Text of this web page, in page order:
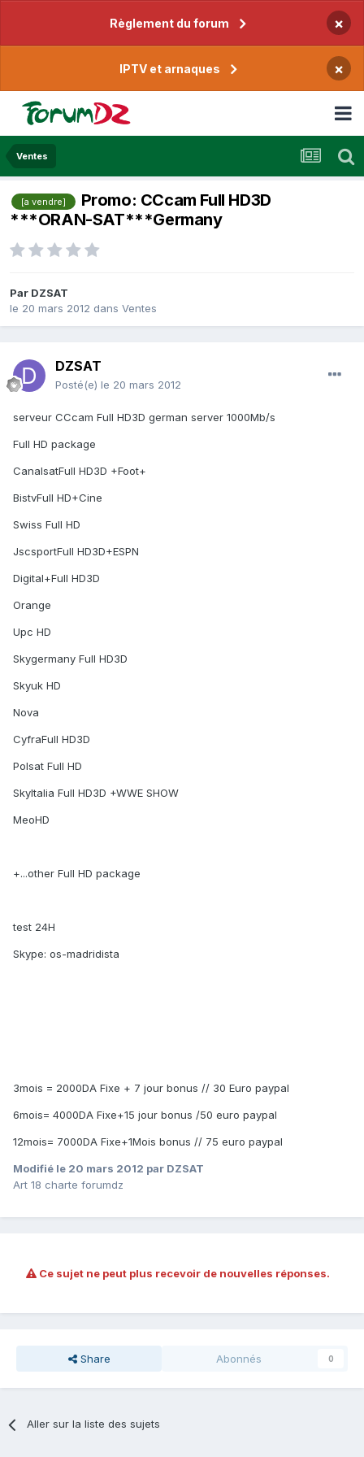
Règlement du forum ×
IPTV et arnaques ×
Ventes
[a vendre]
Promo: CCcam Full HD3D
***ORAN-SAT***Germany
Par DZSAT
le 20 mars 2012 dans Ventes
DZSAT
Posté(e) le 20 mars 2012
serveur CCcam Full HD3D german server 1000Mb/s
Full HD package
CanalsatFull HD3D +Foot+
BistvFull HD+Cine
Swiss Full HD
JscsportFull HD3D+ESPN
Digital+Full HD3D
Orange
Upc HD
Skygermany Full HD3D
Skyuk HD
Nova
CyfraFull HD3D
Polsat Full HD
SkyItalia Full HD3D +WWE SHOW
MeoHD
+...other Full HD package
test 24H
Skype: os-madridista
3mois = 2000DA Fixe + 7 jour bonus // 30 Euro paypal
6mois= 4000DA Fixe+15 jour bonus /50 euro paypal
12mois= 7000DA Fixe+1Mois bonus // 75 euro paypal
Modifié le 20 mars 2012 par DZSAT
Art 18 charte forumdz
Ce sujet ne peut plus recevoir de nouvelles réponses.
Share Abonnés 0
Aller sur la liste des sujets